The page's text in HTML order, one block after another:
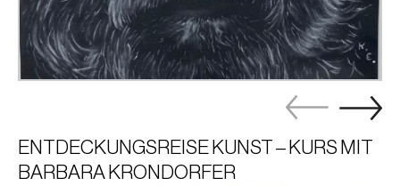
ENTDECKUNGSREISE KUNST – KURS MIT
BARBARA KRONDORFER